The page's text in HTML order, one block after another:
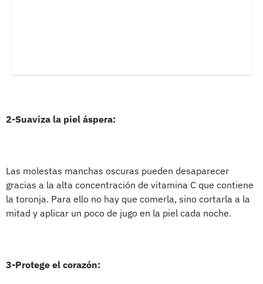
2-Suaviza la piel áspera:
Las molestas manchas oscuras pueden desaparecer
gracias a la alta concentración de vitamina C que contiene
la toronja. Para ello no hay que comerla, sino cortarla a la
mitad y aplicar un poco de jugo en la piel cada noche.
3-Protege el corazón: